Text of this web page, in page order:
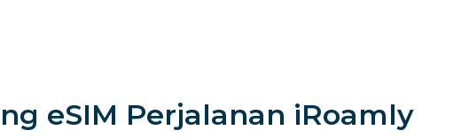
eSIM Perjalanan iRoamly